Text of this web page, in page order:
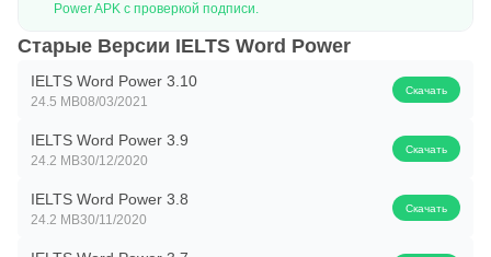
Power APK с проверкой подписи.
Старые Версии IELTS Word Power
IELTS Word Power 3.10
24.5 MB08/03/2021
Скачать
IELTS Word Power 3.9
24.2 MB30/12/2020
Скачать
IELTS Word Power 3.8
24.2 MB30/11/2020
Скачать